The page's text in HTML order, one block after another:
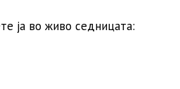
ја во живо седницата: